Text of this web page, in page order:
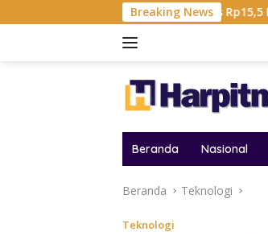
ke
Breaking News
Hadiah Liga Tembus Rp15,5 Miliar
Beranda Nasional
Beranda Teknologi
Teknologi